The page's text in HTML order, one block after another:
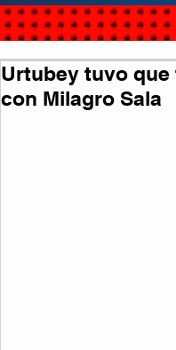
Urtubey tuvo que
con Milagro Sala